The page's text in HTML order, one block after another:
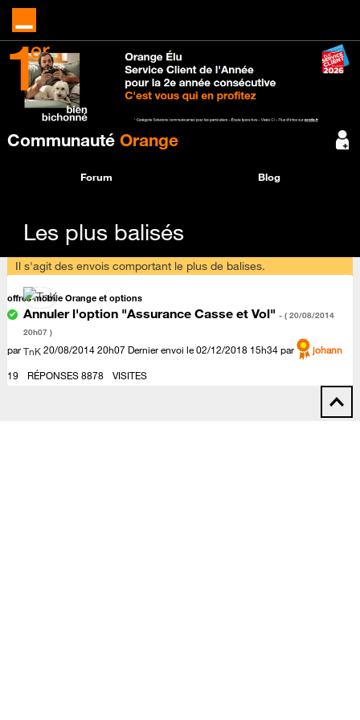
Communauté Orange
Forum Blog
Les plus balisés
Il s'agit des envois comportant le plus de balises.
offres mobile Orange et options
Annuler l'option "Assurance Casse et Vol"- ( ‎20/08/2014
20h07 )
parTnK‎20/08/201420h07 Dernier envoi le‎02/12/2018 15h34par
johann
19
RÉPONSES8878 VISITES